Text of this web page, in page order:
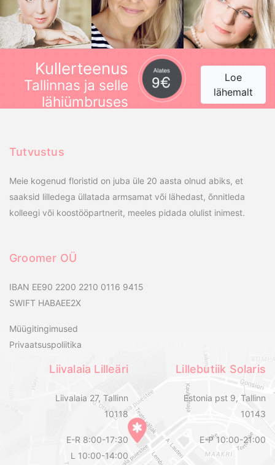
Kullerteenus
Tallinnas ja selle
lähiümbruses
Loe
lähemalt
Tutvustus
Meie kogenud floristid on juba üle 20 aasta olnud abiks, et
saaksid lilledega üllatada armsamat või lähedast, õnnitleda
kolleegi või koostööpartnerit, meeles pidada olulist inimest.
Groomer OÜ
IBAN EE90 2200 2210 0116 9415
SWIFT HABAEE2X
Müügitingimused
Privaatsuspoliitika
Liivalaia Lilleäri
Liivalaia 27, Tallinn
10118
E-R 8:00-17:30
L 10:00-14:00
Lillebutiik Solaris
Estonia pst 9, Tallinn
10143
E-P 10:00-21:00